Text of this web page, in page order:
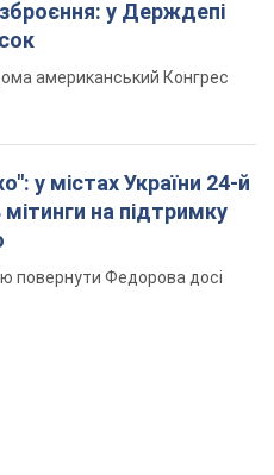
у Держдепі
американський Конгрес
у містах України 24-й
на підтримку
повернути Федорова досі